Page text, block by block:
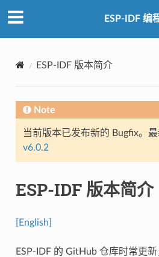
ESP-IDF 编
ESP-IDF 版本简介
Note
当前版本已发布新的 Bugfix。
v6.0.2
ESP-IDF 版本简介
[English]
ESP-IDF 的 GitHub 仓库时常更